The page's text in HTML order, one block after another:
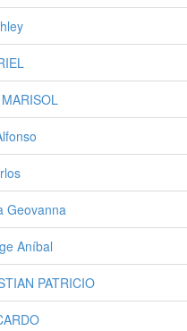
Geovanna
Aníbal
PATRICIO